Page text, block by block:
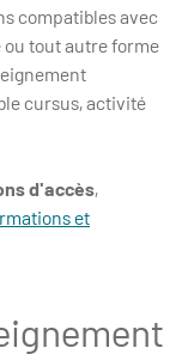
compatibles avec
tout autre forme
cursus, activité
d'accès,
et